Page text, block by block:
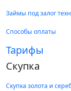
Займы под залог
Способы оплаты
Тарифы
Скупка
Скупка золота и